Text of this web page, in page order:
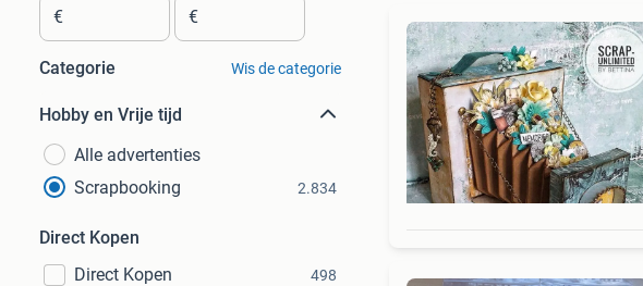
€ €
Categorie Wis de categorie
Hobby en Vrije tijd
Alle advertenties
Scrapbooking
2.834
Direct Kopen
Direct Kopen
498